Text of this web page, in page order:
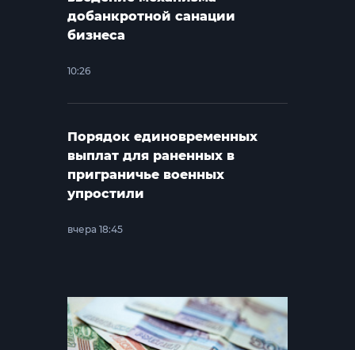
добанкротной санации
бизнеса
10:26
Порядок единовременных
выплат для раненных в
приграничье военных
упростили
вчера 18:45